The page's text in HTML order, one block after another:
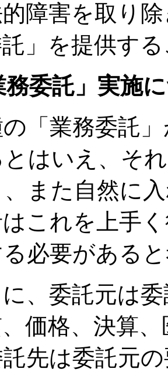
障害を取り
託」を提供す
務委託」実施
「業務委託
はいえ、そ
また自然に
これを上手
必要がある
、委託元は
価格、決算
先は委託元